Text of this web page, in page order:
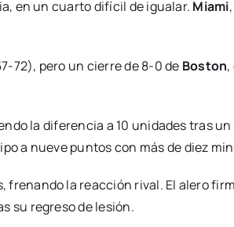
en un cuarto difícil de igualar. Miami
72), pero un cierre de 8-0 de Boston
la diferencia a 10 unidades tras
a nueve puntos con más de diez
la reacción rival. El alero
su regreso de lesión.